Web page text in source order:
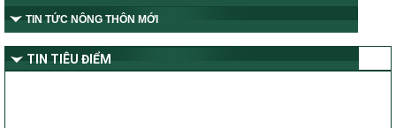
TIN TỨC NÔNG THÔN MỚI
TIN TIÊU ĐIỂM